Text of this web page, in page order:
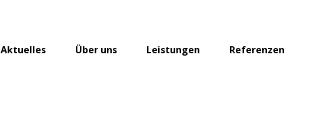
Aktuelles Über uns Leistungen Referenzen